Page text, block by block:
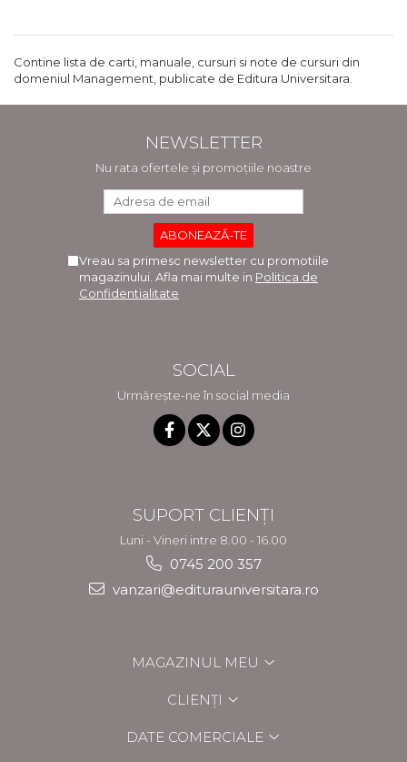
Contine lista de carti, manuale, cursuri si note de cursuri din
domeniul Management, publicate de Editura Universitara.
NEWSLETTER
Nu rata ofertele și promoțiile noastre
Vreau sa primesc newsletter cu promotiile
magazinului. Afla mai multe in Politica de
Confidentialitate
SOCIAL
Urmărește-ne în social media
SUPORT CLIENȚI
Luni - Vineri intre 8.00 - 16.00
0745 200 357
vanzari@editurauniversitara.ro
MAGAZINUL MEU
CLIENȚI
DATE COMERCIALE